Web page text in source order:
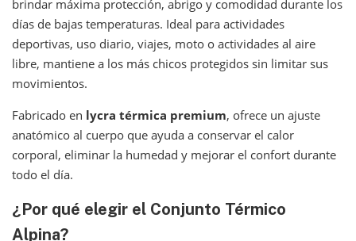
brindar máxima protección, abrigo y comodidad durante los
días de bajas temperaturas. Ideal para actividades
deportivas, uso diario, viajes, moto o actividades al aire
libre, mantiene a los más chicos protegidos sin limitar sus
movimientos.
Fabricado en lycra térmica premium, ofrece un ajuste
anatómico al cuerpo que ayuda a conservar el calor
corporal, eliminar la humedad y mejorar el confort durante
todo el día.
¿Por qué elegir el Conjunto Térmico
Alpina?